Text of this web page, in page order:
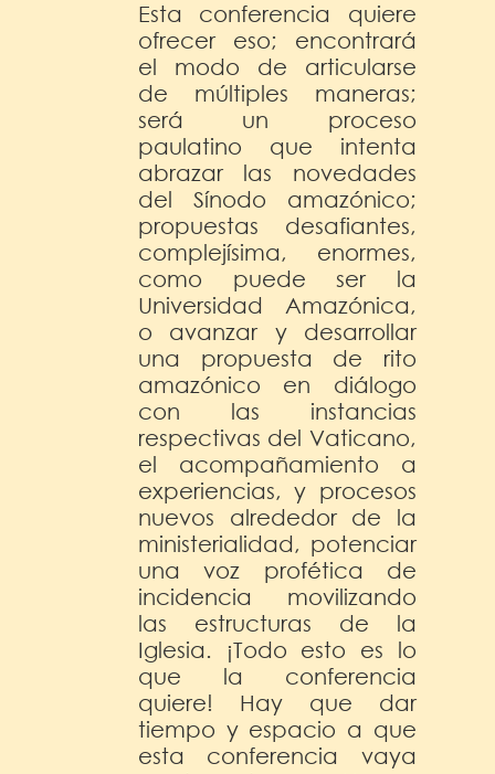
Esta conferencia quiere
ofrecer eso; encontrará
el modo de articularse
de múltiples maneras;
será un proceso
paulatino que intenta
abrazar las novedades
del Sínodo amazónico;
propuestas desafiantes,
complejísima, enormes,
como puede ser la
Universidad Amazónica,
o avanzar y desarrollar
una propuesta de rito
amazónico en diálogo
con las instancias
respectivas del Vaticano,
el acompañamiento a
experiencias, y procesos
nuevos alrededor de la
ministerialidad, potenciar
una voz profética de
incidencia movilizando
las estructuras de la
Iglesia. ¡Todo esto es lo
que la conferencia
quiere! Hay que dar
tiempo y espacio a que
esta conferencia vaya